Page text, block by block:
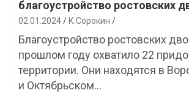
благоустройство ростовских
02.01.2024 К.Сорокин
Благоустройство ростовских
прошлом году охватило 22
территории. Они находятся в
и Октябрьском…